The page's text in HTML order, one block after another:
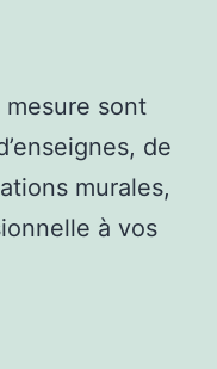
mesure sont
de
murales,
à vos